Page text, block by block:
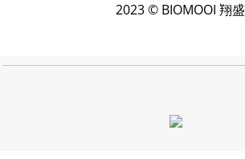
2023 © BIOMOOI 翔盛